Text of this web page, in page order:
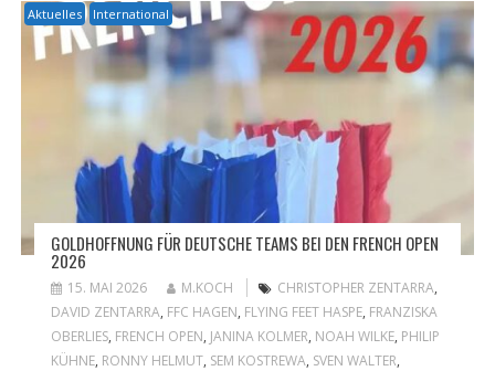
Aktuelles International
GOLDHOFFNUNG FÜR DEUTSCHE TEAMS BEI DEN FRENCH OPEN
2026
15. MAI 2026 M.KOCH CHRISTOPHER ZENTARRA,
DAVID ZENTARRA, FFC HAGEN, FLYING FEET HASPE, FRANZISKA
OBERLIES, FRENCH OPEN, JANINA KOLMER, NOAH WILKE, PHILIP
KÜHNE, RONNY HELMUT, SEM KOSTREWA, SVEN WALTER,